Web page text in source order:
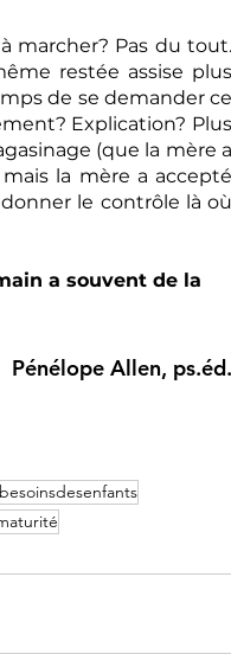
marcher? Pas du tout.
restée assise plus
de se demander ce
Explication? Plus
(que la mère a
la mère a accepté
le contrôle là où
a souvent de la
Pénélope Allen, ps.éd.